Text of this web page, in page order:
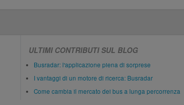
ULTIMI CONTRIBUTI SUL BLOG
Busradar: l'applicazione piena di sorprese
I vantaggi di un motore di ricerca: Busradar
Come cambia il mercato dei bus a lunga percorrenza